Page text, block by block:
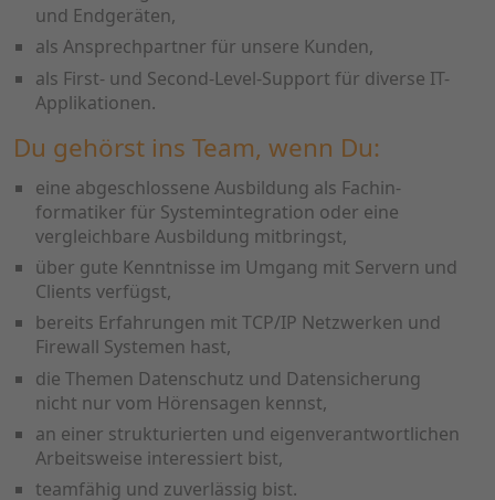
und Endgeräten,
als Ansprechpartner für unsere Kunden,
als First- und Second-Level-Support für diverse IT-
Applikationen.
Du gehörst ins Team, wenn Du:
eine abgeschlossene Ausbildung als Fachin­
formatiker für Systemintegration oder eine
vergleichbare Ausbildung mitbringst,
über gute Kenntnisse im Umgang mit Servern und
Clients verfügst,
bereits Erfahrungen mit TCP/IP Netzwerken und
Firewall Systemen hast,
die Themen Datenschutz und Datensicherung
nicht nur vom Hörensagen kennst,
an einer strukturierten und eigenverant­wortlichen
Arbeitsweise interessiert bist,
teamfähig und zuverlässig bist.